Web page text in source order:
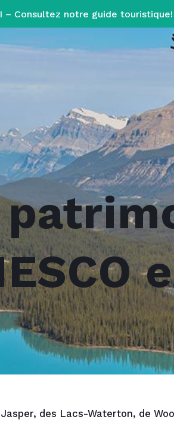
– Consultez notre guide touristique!
des Lacs-Waterton, de